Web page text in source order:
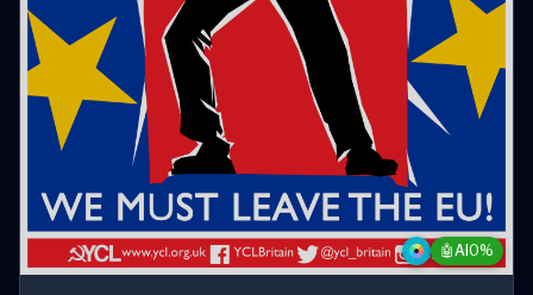
🤖AI 0%